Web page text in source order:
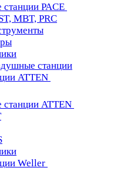
PACE
MBT, PRC
станции
ATTEN
станции ATTEN
Weller